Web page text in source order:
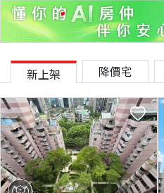
新上架 降價宅